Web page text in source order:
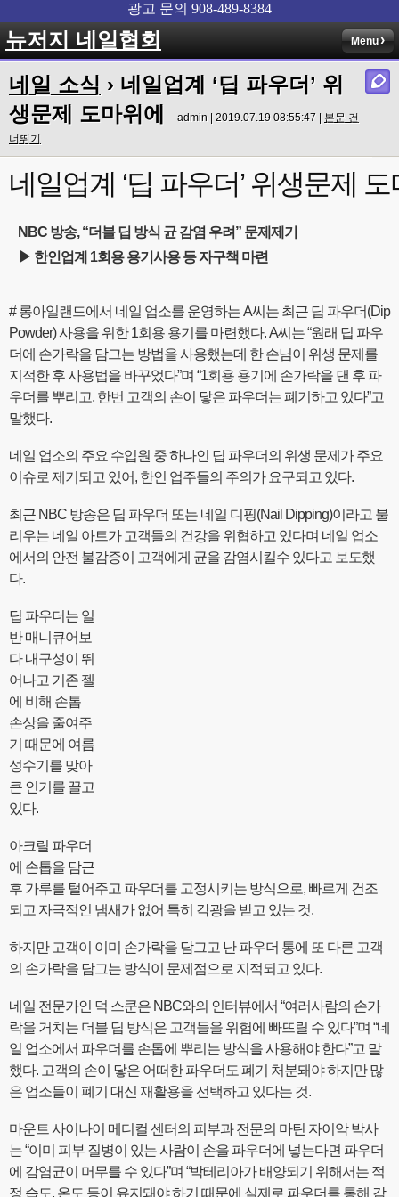
뉴저지 네일협회 Menu
네일 소식 › 네일업계 ‘딥 파우더’ 위
생문제 도마위에
admin | 2019.07.19 08:55:47 | 본문 건
너뛰기
네일업계 ‘딥 파우더’ 위생문제
NBC 방송, “더블 딥 방식 균 감염 우려” 문제제기
▶ 한인업계 1회용 용기사용 등 자구책 마련
# 롱아일랜드에서 네일 업소를 운영하는 A씨는 최근 딥 파우더(Dip
Powder) 사용을 위한 1회용 용기를 마련했다. A씨는 “원래 딥 파우
더에 손가락을 담그는 방법을 사용했는데 한 손님이 위생 문제를
지적한 후 사용법을 바꾸었다”며 “1회용 용기에 손가락을 댄 후 파
우더를 뿌리고, 한번 고객의 손이 닿은 파우더는 폐기하고 있다”고
말했다.
네일 업소의 주요 수입원 중 하나인 딥 파우더의 위생 문제가 주요
이슈로 제기되고 있어, 한인 업주들의 주의가 요구되고 있다.
최근 NBC 방송은 딥 파우더 또는 네일 디핑(Nail Dipping)이라고 불
리우는 네일 아트가 고객들의 건강을 위협하고 있다며 네일 업소
에서의 안전 불감증이 고객에게 균을 감염시킬수 있다고 보도했
다.
딥 파우더는 일
반 매니큐어보
다 내구성이 뛰
어나고 기존 젤
에 비해 손톱
손상을 줄여주
기 때문에 여름
성수기를 맞아
큰 인기를 끌고
있다.
아크릴 파우더
에 손톱을 담근
후 가루를 털어주고 파우더를 고정시키는 방식으로, 빠르게 건조
되고 자극적인 냄새가 없어 특히 각광을 받고 있는 것.
하지만 고객이 이미 손가락을 담그고 난 파우더 통에 또 다른 고객
의 손가락을 담그는 방식이 문제점으로 지적되고 있다.
네일 전문가인 덕 스쿤은 NBC와의 인터뷰에서 “여러사람의 손가
락을 거치는 더블 딥 방식은 고객들을 위험에 빠뜨릴 수 있다”며 “네
일 업소에서 파우더를 손톱에 뿌리는 방식을 사용해야 한다”고 말
했다. 고객의 손이 닿은 어떠한 파우더도 폐기 처분돼야 하지만 많
은 업소들이 폐기 대신 재활용을 선택하고 있다는 것.
마운트 사이나이 메디컬 센터의 피부과 전문의 마틴 자이악 박사
는 “이미 피부 질병이 있는 사람이 손을 파우더에 넣는다면 파우더
에 감염균이 머무를 수 있다”며 “박테리아가 배양되기 위해서는 적
정 습도, 온도 등이 유지돼야 하기 때문에 실제로 파우더를 통해 감